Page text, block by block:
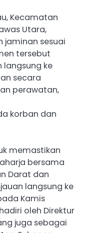
Kecamatan
Utara,
sesuai
tersebut
langsung ke
secara
perawatan,
korban dan
memastikan
bersama
Darat dan
langsung ke
Kamis
oleh Direktur
juga sebagai